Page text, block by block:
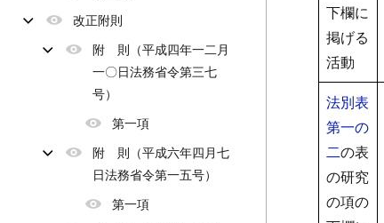
改正附則
附 則（平成四年一二月
一〇日法務省令第三七
号）
第一項
附 則（平成六年四月七
日法務省令第一五号）
第一項
下欄に
掲げる
活動
法別表
第一の
二の表
の研究
の項の